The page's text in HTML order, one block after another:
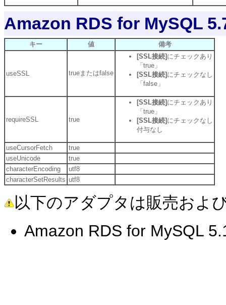
Amazon RDS for MySQL
キー 値 備考
useSSL trueまたはfalse
[SSL接続] にチェックあり
「true」
[SSL接続] にチェックなし
「false」
requireSSL true
[SSL接続] にチェックあり
「true」
[SSL接続] にチェックなし
付与なし
useCursorFetch
true
useUnicode
true
characterEncoding
utf8
characterSetResults utf8
以下のアダプタは販売およ
Amazon RDS for MySQL